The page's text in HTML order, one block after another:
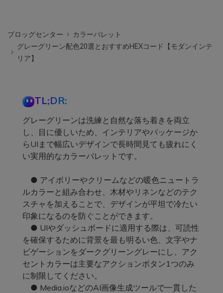
ブロッグセンター
カラーパレット
グレーグリーン配色20選とおすすめHEXコード【モダンインテ
リア】
TL;DR:
グレーグリーンは洗練と自然な落ち着きを両立
し、目に優しいため、インテリアやパッケージか
らUIまで幅広いデザインで長時間見ても疲れにく
い実用的なカラーパレットです。
● アイボリーやクリームなどの暖色ニュートラ
ルカラーと組み合わせ、木材やリネンなどのテク
スチャを加えることで、デザインが平坦で冷たい
印象になるのを防ぐことができます。
● UIやダッシュボードに適用する際は、可読性
を確保するために背景を最も明るい色、文字やナ
ビゲーションをダークグリーングレーにし、アク
セントカラーは主要なアクションボタン1つのみ
に制限してください。
● Media.ioなどのAI画像生成ツールで一貫した